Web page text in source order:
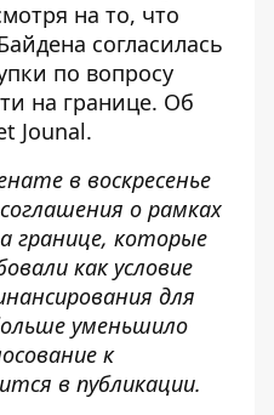
на то, что
согласилась
по вопросу
на границе. Об
Jounal.
в воскресенье
о рамках
границе, которые
как условие
для
уменьшило
к
в публикации.